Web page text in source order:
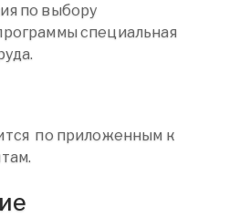
по выбору
специальная
по приложенным к